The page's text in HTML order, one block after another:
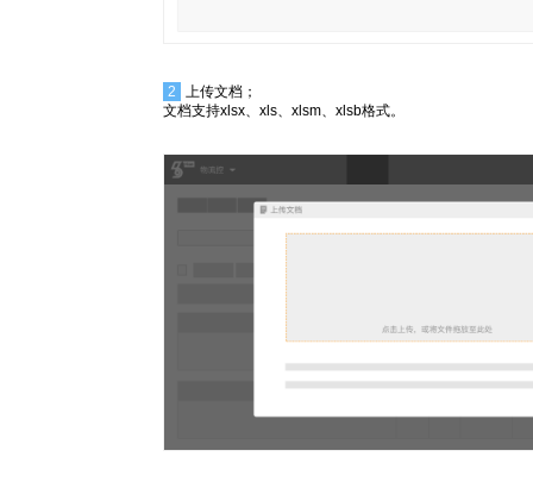
2
上传文档；
文档支持xlsx、xls、xlsm、xlsb格式。